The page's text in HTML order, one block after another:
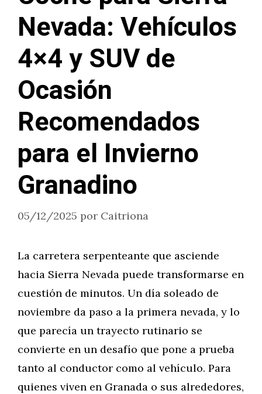
Nevada: Vehículos
4×4 y SUV de
Ocasión
Recomendados
para el Invierno
Granadino
05/12/2025 por Caitriona
La carretera serpenteante que asciende
hacia Sierra Nevada puede transformarse en
cuestión de minutos. Un día soleado de
noviembre da paso a la primera nevada, y lo
que parecía un trayecto rutinario se
convierte en un desafío que pone a prueba
tanto al conductor como al vehículo. Para
quienes viven en Granada o sus alrededores,